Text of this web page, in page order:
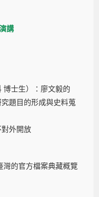
講
博士生）：廖文毅的
題目的形成與史料蒐
外開放
灣的官方檔案典藏概覽